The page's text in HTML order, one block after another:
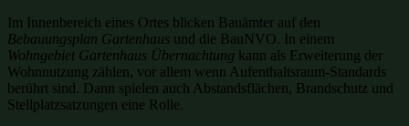
Im Innenbereich eines Ortes blicken Bauämter auf den
Bebauungsplan Gartenhaus und die BauNVO. In einem
Wohngebiet Gartenhaus Übernachtung kann als Erweiterung der
Wohnnutzung zählen, vor allem wenn Aufenthaltsraum-Standards
berührt sind. Dann spielen auch Abstandsflächen, Brandschutz und
Stellplatzsatzungen eine Rolle.